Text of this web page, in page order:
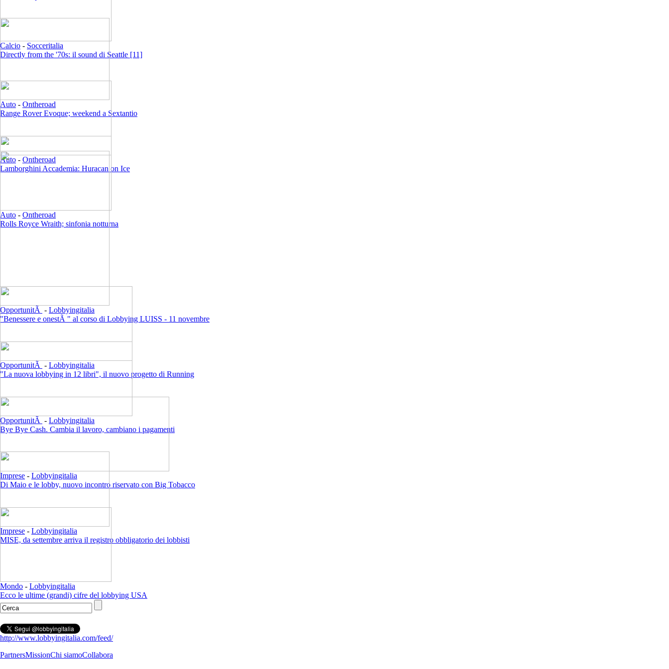
Calcio - Socceritalia
Directly from the '70s: il sound di Seattle [11]
Auto - Ontheroad
Range Rover Evoque; weekend a Sextantio
Auto - Ontheroad
Lamborghini Accademia: Huracan on Ice
Auto - Ontheroad
Rolls Royce Wraith; sinfonia notturna
OpportunitÃ - Lobbyingitalia
"Benessere e onestÃ " al corso di Lobbying LUISS - 11 novembre
OpportunitÃ - Lobbyingitalia
"La nuova lobbying in 12 libri", il nuovo progetto di Running
OpportunitÃ - Lobbyingitalia
Bye Bye Cash. Cambia il lavoro, cambiano i pagamenti
Imprese - Lobbyingitalia
Di Maio e le lobby, nuovo incontro riservato con Big Tobacco
Imprese - Lobbyingitalia
MISE, da settembre arriva il registro obbligatorio dei lobbisti
Mondo - Lobbyingitalia
Ecco le ultime (grandi) cifre del lobbying USA
http://www.lobbyingitalia.com/feed/
PartnersMissionChi siamoCollabora